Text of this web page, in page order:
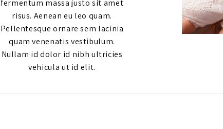
fermentum massa justo sit amet
risus. Aenean eu leo quam.
Pellentesque ornare sem lacinia
quam venenatis vestibulum.
Nullam id dolor id nibh ultricies
vehicula ut id elit.